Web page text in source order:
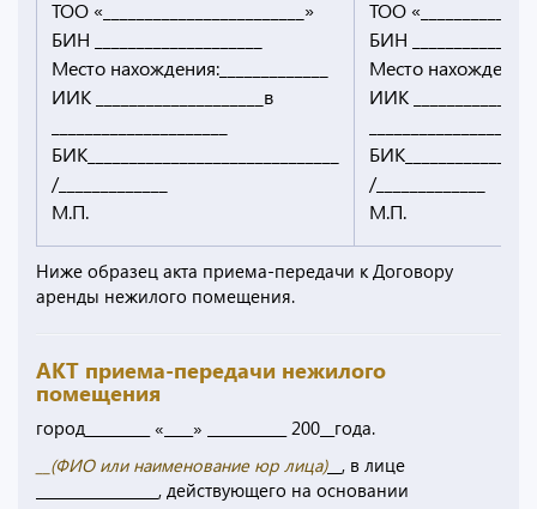
ТОО «________________________»
БИН ____________________
Место нахождения:_____________
ИИК ____________________в
БИК______________________________
/_____________
М.П.
ТОО
БИН
Место
ИИК
/_____________
М.П.
Ниже образец акта приема-передачи к Договору
аренды нежилого помещения.
АКТ приема-передачи нежилого
помещения
город_________ «____» ___________ 200__года.
__(ФИО или наименование юр лица)__, в лице
_________________, действующего на основании